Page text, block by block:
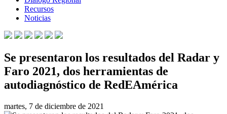
Recursos
Noticias
Se presentaron los resultados del Radar y
Faro 2021, dos herramientas de
autodiagnóstico de RedEAmérica
martes, 7 de diciembre de 2021